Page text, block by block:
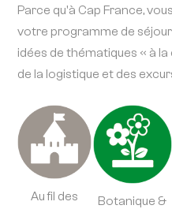
Parce qu'à Cap France,
votre programme de
idées de thématiques « à
de la logistique et des
Au fil des
Botanique &